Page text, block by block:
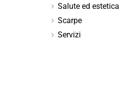
Salute ed estetica
Scarpe
Servizi